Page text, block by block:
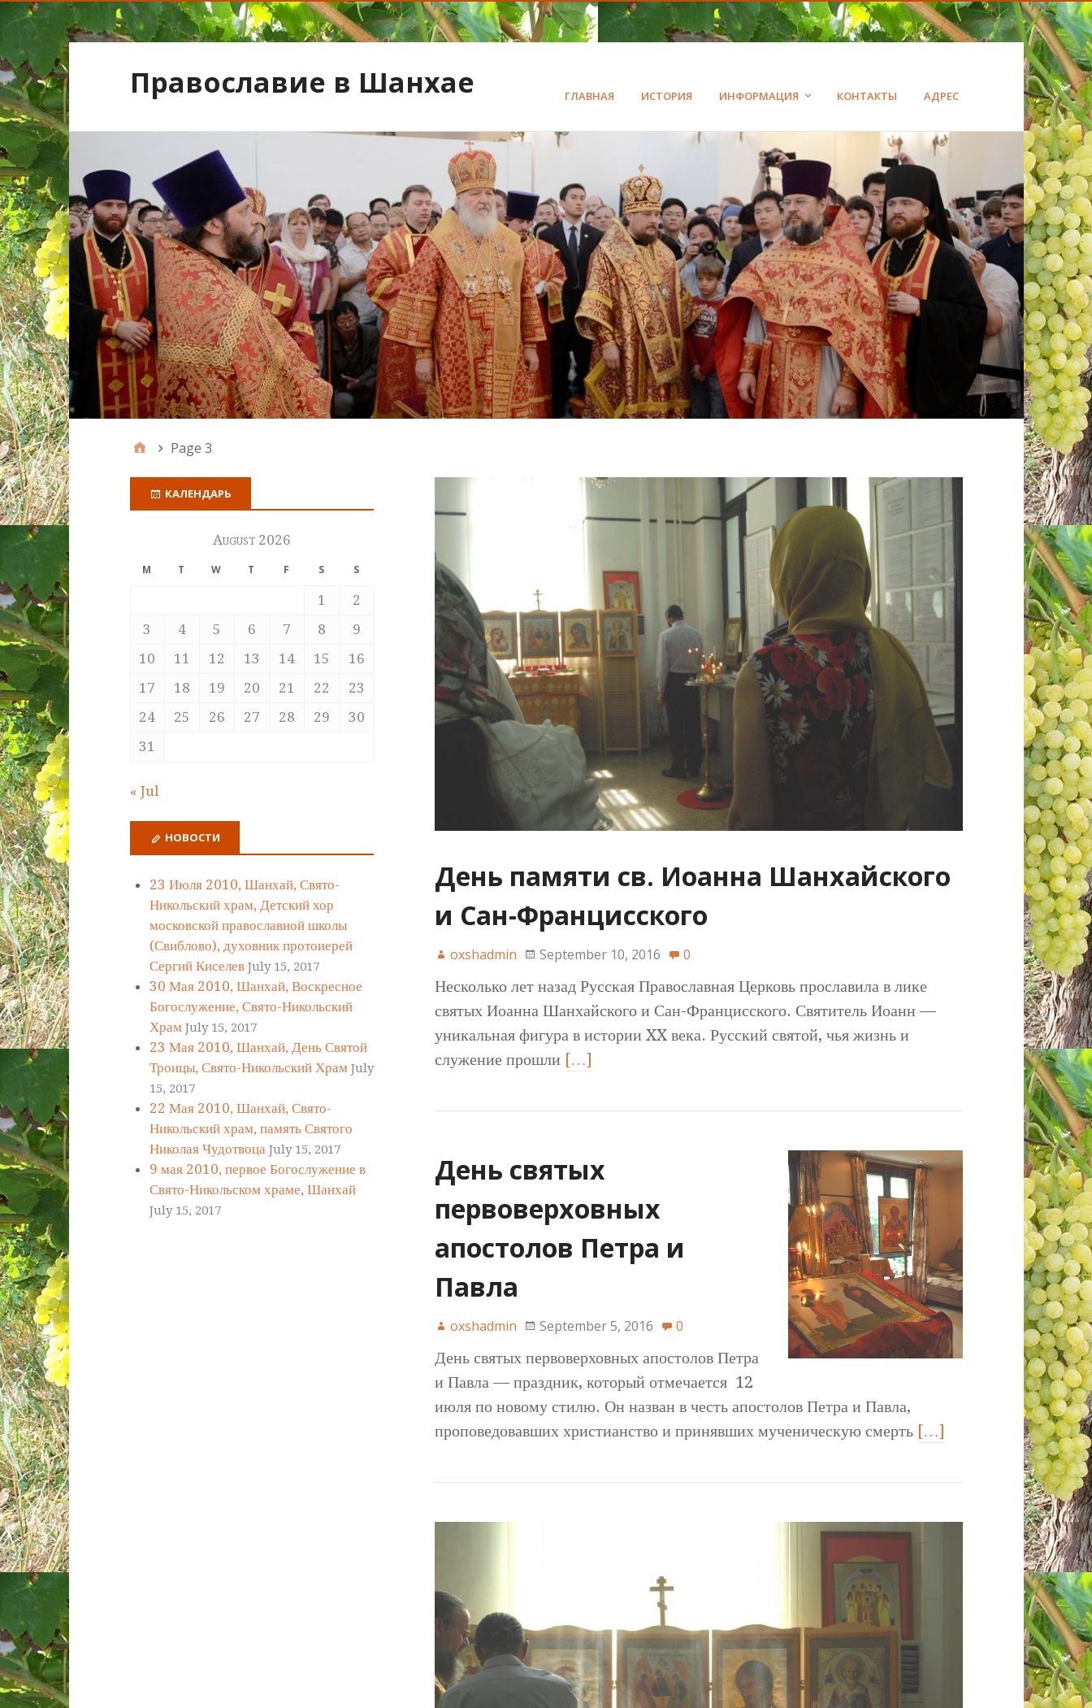
Православие в Шанхае ГЛАВНАЯ ИСТОРИЯ ИНФОРМАЦИЯ КОНТАКТЫ АДРЕС
Page 3
День памяти св. Иоанна Шанхайского
и Сан-Францисского
oxshadmin September 10, 2016 0
Несколько лет назад Русская Православная Церковь прославила в лике
святых Иоанна Шанхайского и Сан-Францисского. Святитель Иоанн —
уникальная фигура в истории XX века. Русский святой, чья жизнь и
служение прошли […]
День святых
первоверховных
апостолов Петра и
Павла
oxshadmin September 5, 2016 0
День святых первоверховных апостолов Петра
и Павла — праздник, который отмечается 12
июля по новому стилю. Он назван в честь апостолов Петра и Павла,
проповедовавших христианство и принявших мученическую смерть […]
КАЛЕНДАРЬ
August 2026
M T W T F S S
1
2
3
4 5 6 7 8
9
10
11 12 13 14 15
16
17
18 19 20 21 22
23
24
25 26 27 28 29
30
31
« Jul
НОВОСТИ
23 Июля 2010, Шанхай, Свято-
Никольский храм, Детский хор
московской православной школы
(Свиблово), духовник протоиерей
Сергий Киселев July 15, 2017
30 Мая 2010, Шанхай, Воскресное
Богослужение, Свято-Никольский
Храм July 15, 2017
23 Мая 2010, Шанхай, День Святой
Троицы, Свято-Никольский Храм July
15, 2017
22 Мая 2010, Шанхай, Свято-
Никольский храм, память Святого
Николая Чудотвоца July 15, 2017
9 мая 2010, первое Богослужение в
Свято-Никольском храме, Шанхай
July 15, 2017